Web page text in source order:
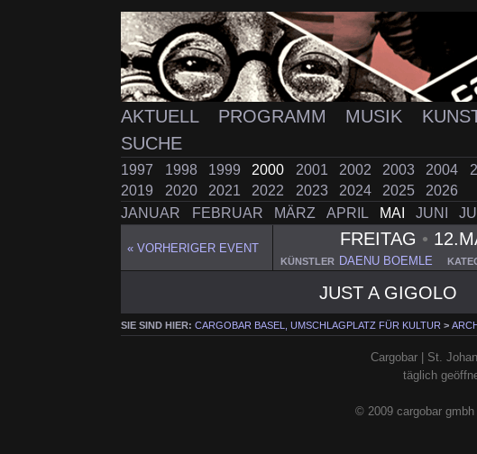
AKTUELL PROGRAMM MUSIK
SUCHE
1997 1998 1999 2000 2001 2002 2003 2004
2019
2020 2021 2022 2023 2024 2025
2026
JANUAR
FEBRUAR MÄRZ APRIL MAI JUNI
« VORHERIGER EVENT FREITAG •
KÜNSTLER DAENU BOEMLE
JUST A GIGOLO
SIE SIND HIER:CARGOBAR BASEL, UMSCHLAGPLATZ FÜR KULTUR >
Cargobar | St.
täglich
© 2009 cargobar gmbh |